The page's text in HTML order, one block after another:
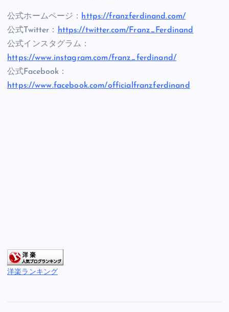
公式ホームページ： https://franzferdinand.com/
公式Twitter：
https://twitter.com/Franz_Ferdinand
公式インスタグラム：
https://www.instagram.com/franz_ferdinand/
公式Facebook：
https://www.facebook.com/officialfranzferdinand
洋楽ランキング